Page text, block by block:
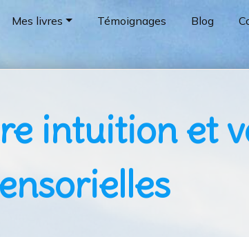
Mes livres Témoignages Blog
intuition et